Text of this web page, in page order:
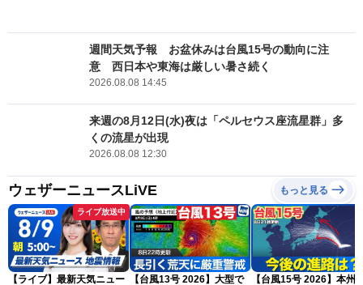
週間天気予報 お盆休みは台風15号の動向に注
意 西日本や東海は厳しい暑さ続く
2026.08.08 14:45
来週の8月12日(水)夜は「ペルセウス座流星群」多
くの流星が出現
2026.08.08 12:30
ウェザーニュースLiVE もっと見る
ライブ放送中
【ライブ】最新天気ニュー
【台風13号 2026】大型で
【台風15号 2026】本州